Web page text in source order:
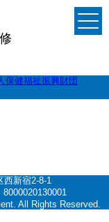
保健福祉振興財団
西新宿2-8-1
All Rights Reserved.